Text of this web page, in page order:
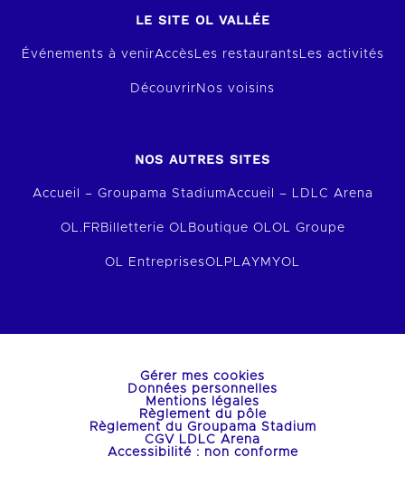
LE SITE OL VALLÉE
Événements à venirAccèsLes restaurantsLes activités
Découvrir Nos voisins
NOS AUTRES SITES
Accueil – Groupama StadiumAccueil – LDLC Arena
OL.FR Billetterie OL Boutique OLOL Groupe
OL EntreprisesOLPLAY MYOL
Gérer mes cookies
Données personnelles
Mentions légales
Règlement du pôle
Règlement du Groupama Stadium
CGV LDLC Arena
Accessibilité : non conforme